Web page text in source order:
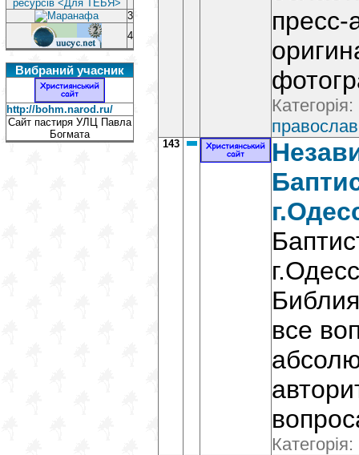
3
4
Вибраний учасник
http://bohm.narod.ru/
Сайт пастиря УЛЦ Павла
Богмата
пресс-
Категорія:
143
все
Категорія: